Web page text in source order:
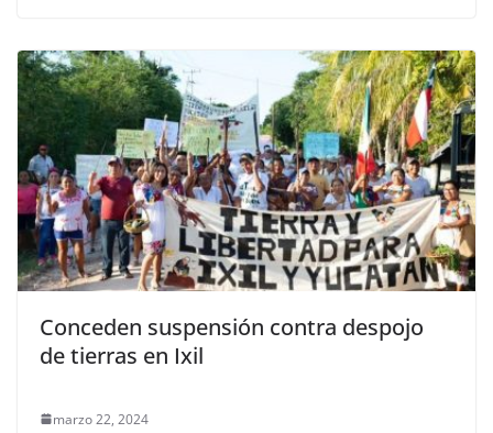
Conceden suspensión contra despojo
de tierras en Ixil
marzo 22, 2024